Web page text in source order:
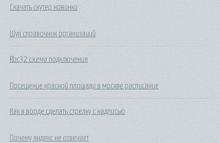
Скачать скутер новинки
Шуя справочник организаций
Rbc32 схема подключения
Посещение красной площади в москве расписание
Как в ворде сделать стрелку с надписью
Почему яндекс не отвечает